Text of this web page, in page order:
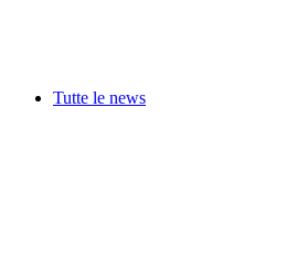
Tutte le news